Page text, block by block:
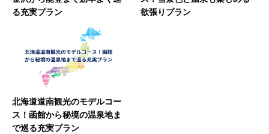
る充実プラン
欲張りプラン
北海道道南観光のモデルコー
ス！函館から秘境の温泉地ま
で巡る充実プラン